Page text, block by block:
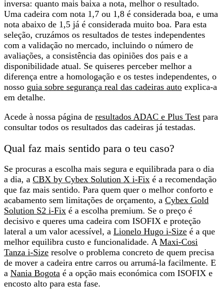
inversa: quanto mais baixa a nota, melhor o resultado.
Uma cadeira com nota 1,7 ou 1,8 é considerada boa, e uma
nota abaixo de 1,5 já é considerada muito boa. Para esta
seleção, cruzámos os resultados de testes independentes
com a validação no mercado, incluindo o número de
avaliações, a consistência das opiniões dos pais e a
disponibilidade atual. Se quiseres perceber melhor a
diferença entre a homologação e os testes independentes, o
nosso guia sobre segurança real das cadeiras auto explica-a
em detalhe.
Acede à nossa página de resultados ADAC e Plus Test para
consultar todos os resultados das cadeiras já testadas.
Qual faz mais sentido para o teu caso?
Se procuras a escolha mais segura e equilibrada para o dia
a dia, a CBX by Cybex Solution X i-Fix é a recomendação
que faz mais sentido. Para quem quer o melhor conforto e
acabamento sem limitações de orçamento, a Cybex Gold
Solution S2 i-Fix é a escolha premium. Se o preço é
decisivo e queres uma cadeira com ISOFIX e proteção
lateral a um valor acessível, a Lionelo Hugo i-Size é a que
melhor equilibra custo e funcionalidade. A Maxi-Cosi
Tanza i-Size resolve o problema concreto de quem precisa
de mover a cadeira entre carros ou arrumá-la facilmente. E
a Nania Bogota é a opção mais económica com ISOFIX e
encosto alto para esta fase.